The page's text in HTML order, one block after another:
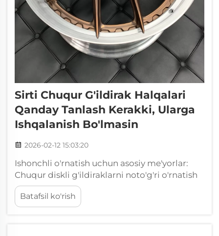
Sirti Chuqur G'ildirak Halqalari
Qanday Tanlash Kerakki, Ularga
Ishqalanish Bo'lmasin
2026-02-12 15:03:20
Ishonchli o'rnatish uchun asosiy me'yorlar:
Chuqur diskli g'ildiraklarni noto'g'ri o'rnatish
— bu ishlashda qilinadigan tekdoshlikka
sabab bo'ladigan muhim asosiy
parametrlarga e'tibor bermaslik yoki ularni
Batafsil ko'rish